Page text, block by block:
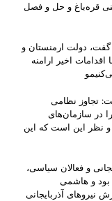
قره‌باغ و حل و فصل
در تبریز گفت، دولت ارمنستان و
اخیر ارامنه
خاتمی گفت: تجاوز نظامی
در سازمان‌های
و نظر این است که این
و فعالان سیاسی،
بود و هاشمی
نیروهای آذربایجانی